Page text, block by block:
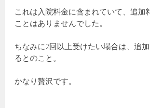
これは入院料金に含まれていて、追加
ことはありませんでした。
ちなみに2回以上受けたい場合は、追
るとのこと。
かなり贅沢です。